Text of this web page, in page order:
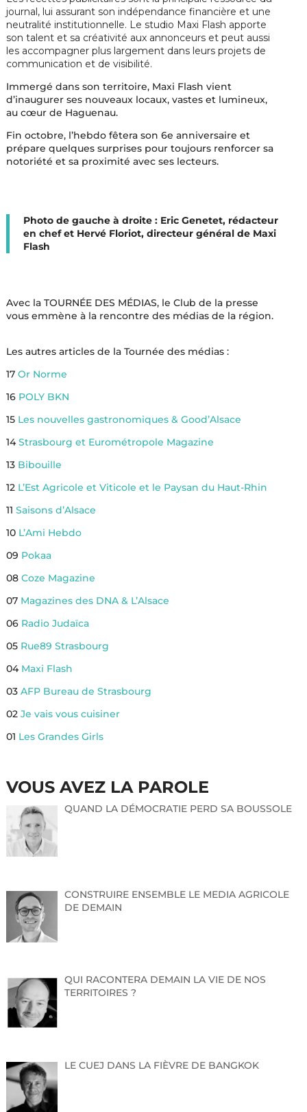
journal, lui assurant son indépendance financière et une
neutralité institutionnelle. Le studio Maxi Flash apporte
son talent et sa créativité aux annonceurs et peut aussi
les accompagner plus largement dans leurs projets de
communication et de visibilité.
Immergé dans son territoire, Maxi Flash vient
d’inaugurer ses nouveaux locaux, vastes et lumineux,
au cœur de Haguenau.
Fin octobre, l’hebdo fêtera son 6e anniversaire et
prépare quelques surprises pour toujours renforcer sa
notoriété et sa proximité avec ses lecteurs.
Photo de gauche à droite : Eric Genetet, rédacteur
en chef et Hervé Floriot, directeur général de Maxi
Flash
Avec la TOURNÉE DES MÉDIAS, le Club de la presse
vous emmène à la rencontre des médias de la région.
Les autres articles de la Tournée des médias :
17 Or Norme
16POLY BKN
15 Les nouvelles gastronomiques & Good’Alsace
14Strasbourg et Eurométropole Magazine
13 Bibouille
12 L’Est Agricole et Viticole et le Paysan du Haut-Rhin
11 Saisons d’Alsace
10 L’Ami Hebdo
09 Pokaa
08 Coze Magazine
07 Magazines des DNA & L’Alsace
06 Radio Judaïca
05 Rue89 Strasbourg
04 Maxi Flash
03 AFP Bureau de Strasbourg
02 Je vais vous cuisiner
01 Les Grandes Girls
VOUS AVEZ LA PAROLE
QUAND LA DÉMOCRATIE PERD SA BOUSSOLE
CONSTRUIRE ENSEMBLE LE MEDIA AGRICOLE
DE DEMAIN
QUI RACONTERA DEMAIN LA VIE DE NOS
TERRITOIRES ?
LE CUEJ DANS LA FIÈVRE DE BANGKOK